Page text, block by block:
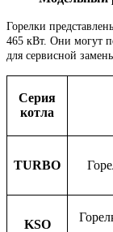
Горелки
465 кВт. Они могут
для сервисной
Серия
котла
TURBO
KSO